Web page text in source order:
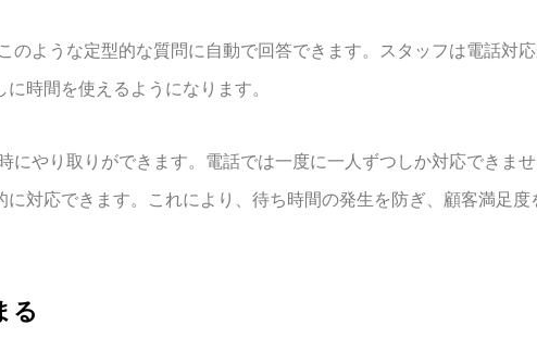
のような定型的な質問に自動で回答できます。スタッフは電話対
時間を使えるようになります。
にやり取りができます。電話では一度に一人ずつしか対応できま
対応できます。これにより、待ち時間の発生を防ぎ、顧客満足
る